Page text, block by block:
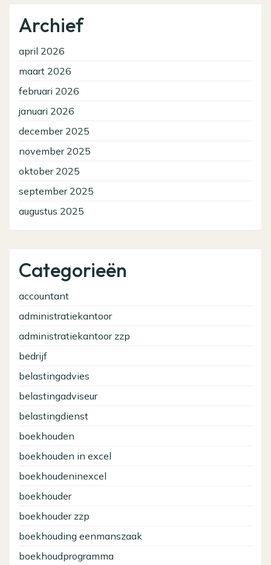
Archief
april 2026
maart 2026
februari 2026
januari 2026
december 2025
november 2025
oktober 2025
september 2025
augustus 2025
Categorieën
accountant
administratiekantoor
administratiekantoor zzp
bedrijf
belastingadvies
belastingadviseur
belastingdienst
boekhouden
boekhouden in excel
boekhoudeninexcel
boekhouder
boekhouder zzp
boekhouding eenmanszaak
boekhoudprogramma